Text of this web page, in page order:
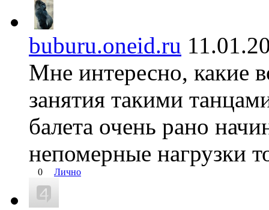
buburu.oneid.ru
Мне интересно, какие
занятия такими
балета очень рано
непомерные нагрузки
0 Лично